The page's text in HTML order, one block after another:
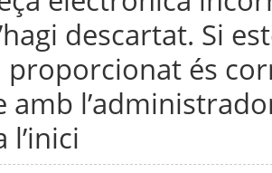
descartat. Si
proporcionat és
amb
l’inici